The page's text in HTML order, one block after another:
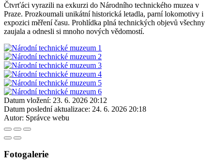
Čtvrťáci vyrazili na exkurzi do Národního technického muzea v
Praze. Prozkoumali unikátní historická letadla, parní lokomotivy i
expozici měření času. Prohlídka plná technických objevů všechny
zaujala a odnesli si mnoho nových vědomostí.
Datum vložení: 23. 6. 2026 20:12
Datum poslední aktualizace: 24. 6. 2026 20:18
Autor: Správce webu
Fotogalerie